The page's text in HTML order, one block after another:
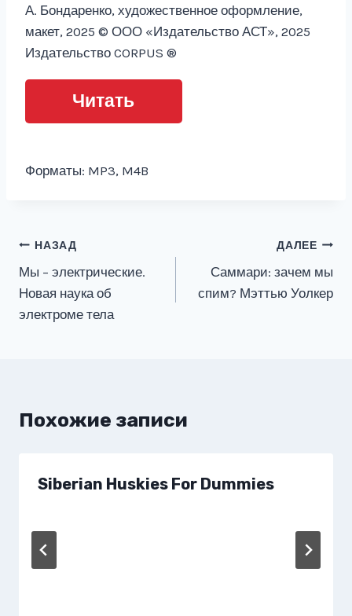
А. Бондаренко, художественное оформление,
макет, 2025 © ООО «Издательство АСТ», 2025
Издательство CORPUS ®
Читать
Форматы: MP3, M4B
Навигация
по
записям
НАЗАД
Мы – электрические.
Новая наука об
электроме тела
ДАЛЕЕ
Саммари: зачем мы
спим? Мэттью Уолкер
Похожие записи
Siberian Huskies For Dummies